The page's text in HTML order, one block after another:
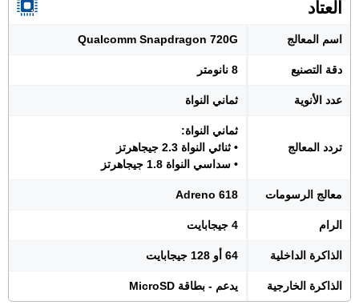
العتاد
اسم المعالج Qualcomm Snapdragon 720G
دقة التصنيع 8 نانومتر
عدد الأنوية ثماني النواة
تردد المعالج
ثماني النواة:
• ثنائي النواة 2.3 جيجاهرتز
• سداسي النواة 1.8 جيجاهرتز
معالج الرسومات Adreno 618
الرام 4 جيجابايت
الذاكرة الداخلية 64 أو 128 جيجابايت
الذاكرة الخارجية يدعم - بطاقة MicroSD